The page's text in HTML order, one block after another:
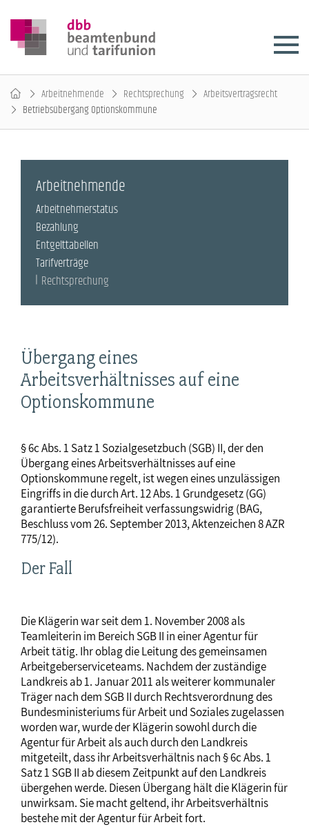
Arbeitnehmende Rechtsprechung
Arbeitsvertragsrecht
Betriebsübergang Optionskommune
Übergang eines
Arbeitsverhältnisses auf eine
Optionskommune
§ 6c Abs. 1 Satz 1 Sozialgesetzbuch (SGB) II, der den
Übergang eines Arbeitsverhältnisses auf eine
Optionskommune regelt, ist wegen eines unzulässigen
Eingriffs in die durch Art. 12 Abs. 1 Grundgesetz (GG)
garantierte Berufsfreiheit verfassungswidrig (BAG,
Beschluss vom 26. September 2013, Aktenzeichen 8 AZR
775/12).
Der Fall
Die Klägerin war seit dem 1. November 2008 als
Teamleiterin im Bereich SGB II in einer Agentur für
Arbeit tätig. Ihr oblag die Leitung des gemeinsamen
Arbeitgeberserviceteams. Nachdem der zuständige
Landkreis ab 1. Januar 2011 als weiterer kommunaler
Träger nach dem SGB II durch Rechtsverordnung des
Bundesministeriums für Arbeit und Soziales zugelassen
worden war, wurde der Klägerin sowohl durch die
Agentur für Arbeit als auch durch den Landkreis
mitgeteilt, dass ihr Arbeitsverhältnis nach § 6c Abs. 1
Satz 1 SGB II ab diesem Zeitpunkt auf den Landkreis
übergehen werde. Diesen Übergang hält die Klägerin für
unwirksam. Sie macht geltend, ihr Arbeitsverhältnis
bestehe mit der Agentur für Arbeit fort.
Arbeitnehmende
Arbeitnehmerstatus
Bezahlung
Entgelttabellen
Tarifverträge
Rechtsprechung